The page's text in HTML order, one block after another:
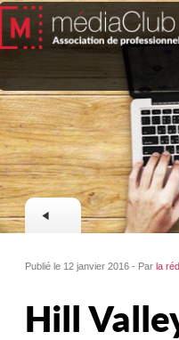
Publié le 12 janvier 2016 - Parla
Hill